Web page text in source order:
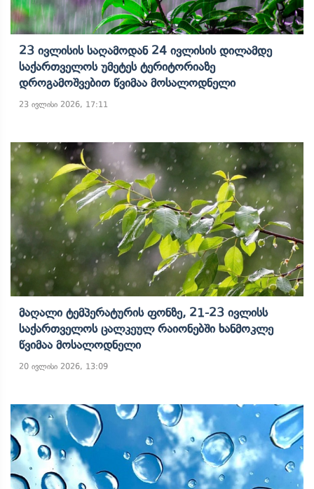
23 Ივლისის Საღამოდან 24 Ივლისის Დილამდე
Საქართველოს Უმეტეს Ტერიტორიაზე
Დროგამოშვებით Წვიმაა Მოსალოდნელი
23 ივლისი 2026, 17:11
Მაღალი Ტემპერატურის Ფონზე, 21-23 Ივლისს
Საქართველოს Ცალკეულ Რაიონებში Ხანმოკლე
Წვიმაა Მოსალოდნელი
20 ივლისი 2026, 13:09